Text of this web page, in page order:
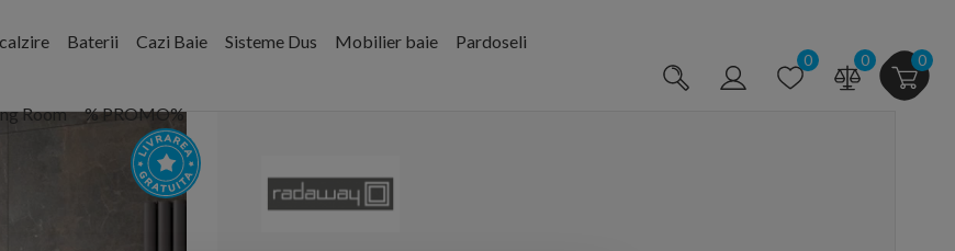
Baterii Cazi Baie Sisteme Dus Mobilier baie Pardoseli
Room % PROMO%
0 0 0